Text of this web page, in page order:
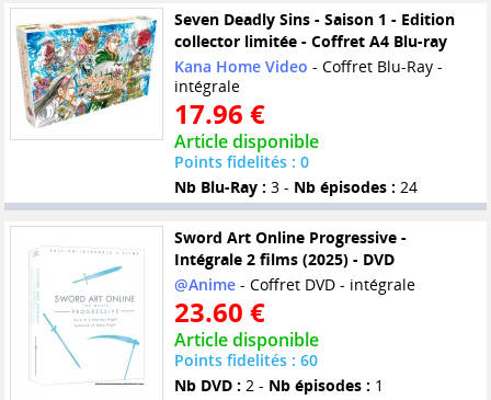
Seven Deadly Sins - Saison 1 - Edition
collector limitée - Coffret A4 Blu-ray
Kana Home Video - Coffret Blu-Ray -
intégrale
17.96 €
Article disponible
Points fidelités : 0
Nb Blu-Ray : 3 - Nb épisodes : 24
Sword Art Online Progressive -
Intégrale 2 films (2025) - DVD
@Anime- Coffret DVD - intégrale
23.60 €
Article disponible
Points fidelités : 60
Nb DVD : 2 - Nb épisodes : 1